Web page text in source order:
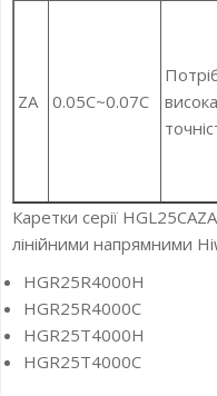
ZA 0.05C~0.07C
висока
Каретки серії
лінійними напрямними
HGR25R4000H
HGR25R4000C
HGR25T4000H
HGR25T4000C